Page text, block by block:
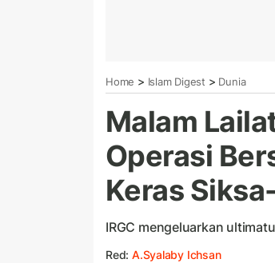
Home > Islam Digest > Dunia
Malam
Operasi
Keras
IRGC mengeluarkan
Red: A.Syalaby Ichsan